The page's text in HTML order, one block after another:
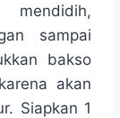
sampai
bakso
akan
Siapkan 1